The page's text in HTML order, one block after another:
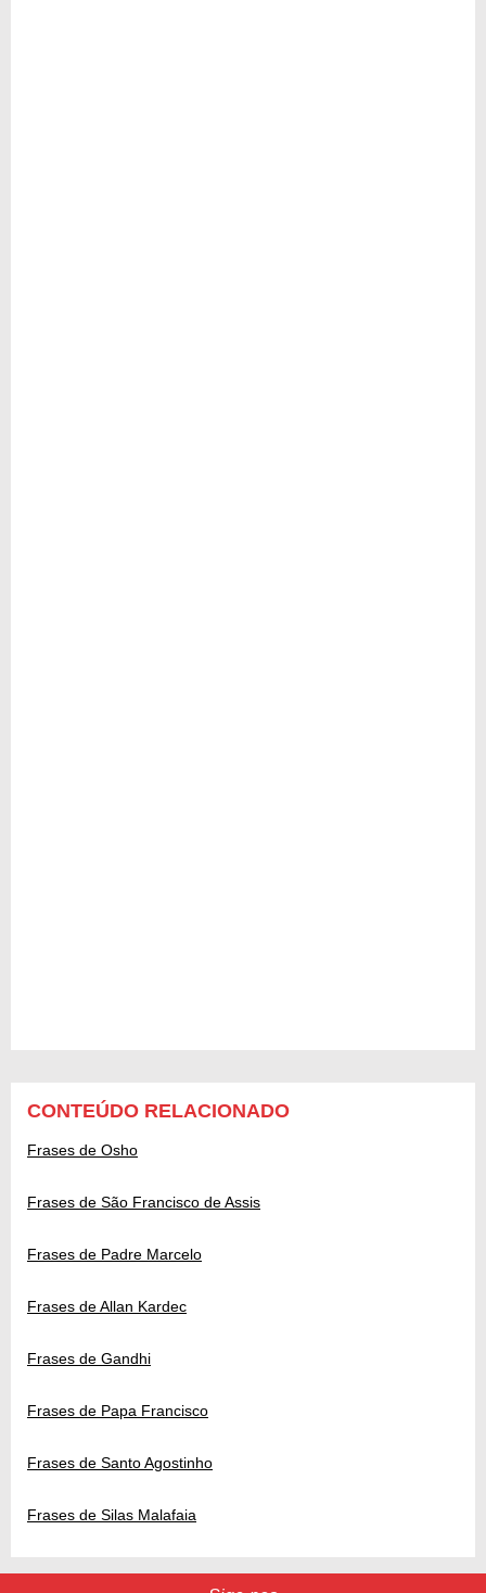
CONTEÚDO RELACIONADO
Frases de Osho
Frases de São Francisco de Assis
Frases de Padre Marcelo
Frases de Allan Kardec
Frases de Gandhi
Frases de Papa Francisco
Frases de Santo Agostinho
Frases de Silas Malafaia